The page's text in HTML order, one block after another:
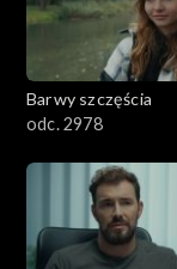
Barwy szczęścia
odc. 2978